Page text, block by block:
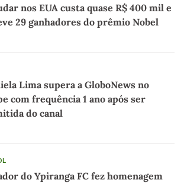
nos EUA custa quase R$ 400 mil e
29 ganhadores do prêmio Nobel
Lima supera a GloboNews no
com frequência 1 ano após ser
do canal
do Ypiranga FC fez homenagem